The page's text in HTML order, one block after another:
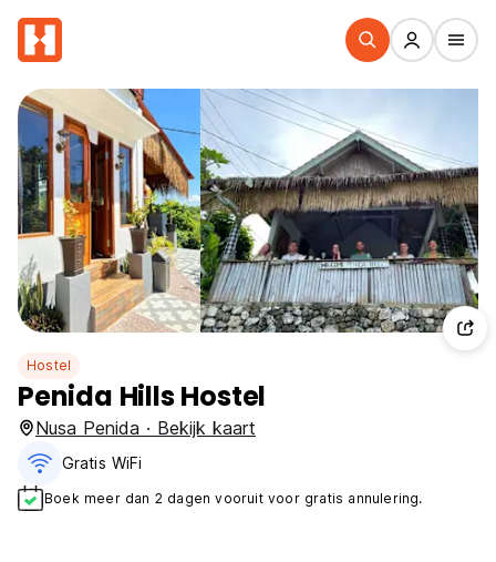
Hostel
Penida Hills Hostel
Nusa Penida · Bekijk kaart
Gratis WiFi
Boek meer dan 2 dagen vooruit voor gratis annulering.